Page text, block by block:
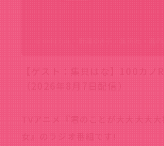
【ゲスト：集貝はな】100カノ
（2026年8月7日配信）
TVアニメ『君のことが大大大大
女』のラジオ番組です!